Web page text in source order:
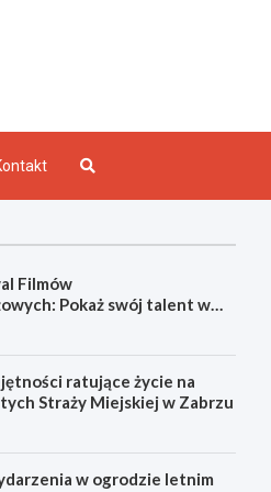
Filmów
Pokaż swój talent w
ratujące życie na
Straży Miejskiej w Zabrzu
w ogrodzie letnim